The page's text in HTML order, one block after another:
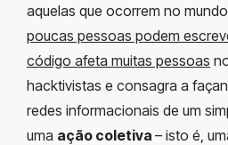
aquelas que ocorrem no mundo
poucas pessoas podem
código afeta muitas pessoas
hacktivistas e consagra a
redes informacionais de um
uma ação coletiva – isto é,